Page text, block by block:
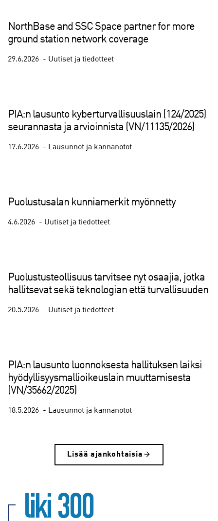
NorthBase and SSC Space partner for more
ground station network coverage
29.6.2026 Uutiset ja tiedotteet
PIA:n lausunto kyberturvallisuuslain (124/2025)
seurannasta ja arvioinnista (VN/11135/2026)
17.6.2026 Lausunnot ja kannanotot
Puolustusalan kunniamerkit myönnetty
4.6.2026 Uutiset ja tiedotteet
Puolustusteollisuus tarvitsee nyt osaajia, jotka
hallitsevat sekä teknologian että turvallisuuden
20.5.2026 Uutiset ja tiedotteet
PIA:n lausunto luonnoksesta hallituksen laiksi
hyödyllisyysmallioikeuslain muuttamisesta
(VN/35662/2025)
18.5.2026 Lausunnot ja kannanotot
Lisää ajankohtaisia
liki 300